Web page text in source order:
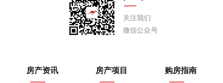
关注我们
微信公众号
房产资讯 房产项目 购房指南